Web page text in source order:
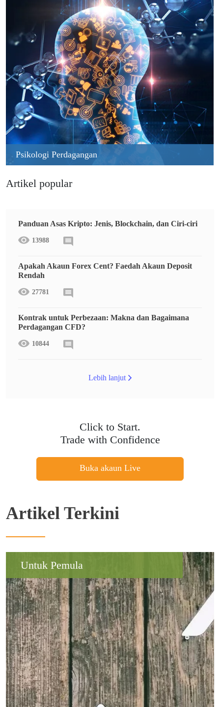
Psikologi Perdagangan
Artikel popular
Panduan Asas Kripto: Jenis, Blockchain, dan Ciri-ciri
13988
Apakah Akaun Forex Cent? Faedah Akaun Deposit
Rendah
27781
Kontrak untuk Perbezaan: Makna dan Bagaimana
Perdagangan CFD?
10844
Lebih lanjut
Click to Start.
Trade with Confidence
Buka akaun Live
Artikel Terkini
Untuk Pemula